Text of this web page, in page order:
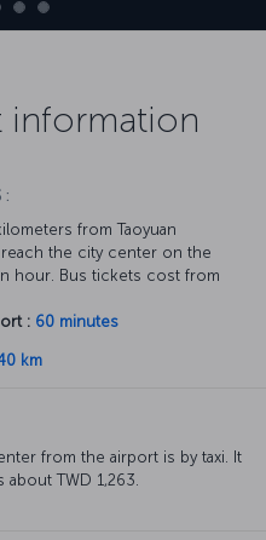
information
:
from Taoyuan
reach the city center on the
hour. Bus tickets cost from
: 60 minutes
km
from the airport is by taxi. It
TWD 1,263.